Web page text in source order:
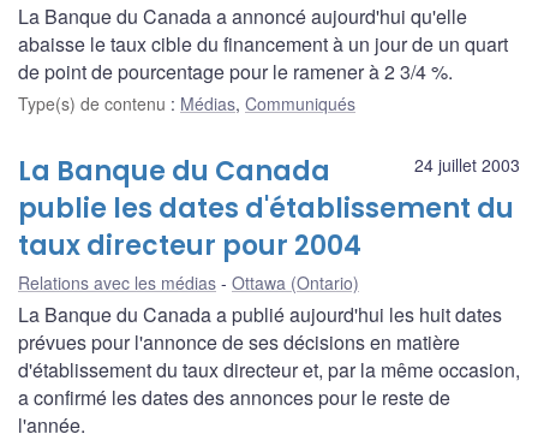
La Banque du Canada a annoncé aujourd'hui qu'elle
abaisse le taux cible du financement à un jour de un quart
de point de pourcentage pour le ramener à 2 3/4 %.
Type(s) de contenu : Médias, Communiqués
24 juillet 2003
La Banque du Canada
publie les dates d'établissement du
taux directeur pour 2004
Relations avec les médias Ottawa (Ontario)
La Banque du Canada a publié aujourd'hui les huit dates
prévues pour l'annonce de ses décisions en matière
d'établissement du taux directeur et, par la même occasion,
a confirmé les dates des annonces pour le reste de
l'année.